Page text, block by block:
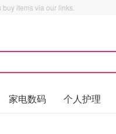
items via our links.
家电数码 个人护理